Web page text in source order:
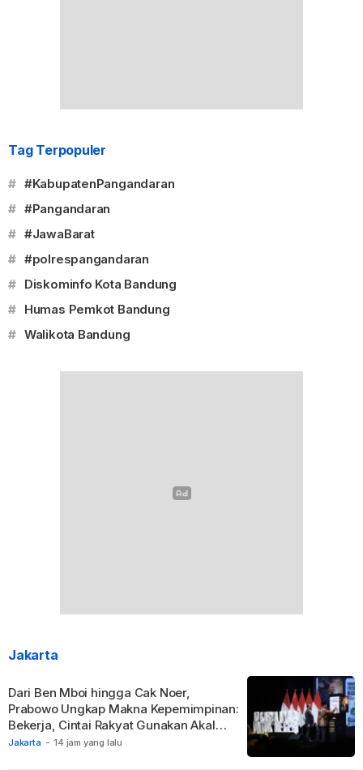
Tag Terpopuler
# #KabupatenPangandaran
# #Pangandaran
# #JawaBarat
# #polrespangandaran
# Diskominfo Kota Bandung
# Humas Pemkot Bandung
# Walikota Bandung
Jakarta
Jakarta - 14 jam yang lalu
Dari Ben Mboi hingga Cak Noer,
Prabowo Ungkap Makna Kepemimpinan:
Bekerja, Cintai Rakyat Gunakan Akal
Sehat.